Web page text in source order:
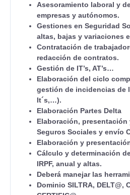
Asesoramiento laboral y
empresas y autónomos.
Gestiones en Seguridad
altas, bajas y variaciones
Contratación de
redacción de contratos.
Gestión de IT’s, AT’s…
Elaboración del ciclo
gestión de incidencias de
It´s,…).
Elaboración Partes Delta
Elaboración,
Seguros Sociales y envío
Elaboración y
Cálculo y determinación
IRPF, anual y altas.
Deberá manejar las
Dominio SILTRA, DELT@,